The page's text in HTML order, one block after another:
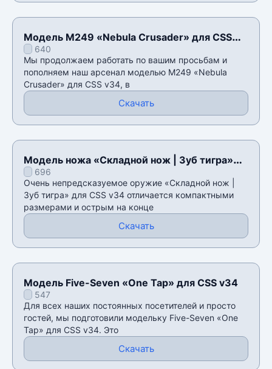
Модель M249 «Nebula Crusader» для CSS
v34640
Мы продолжаем работать по вашим просьбам и
пополняем наш арсенал моделью M249 «Nebula
Crusader» для CSS v34, в
Скачать
Модель ножа «Складной нож | Зуб тигра»
для CSS v34
696
Очень непредсказуемое оружие «Складной нож |
Зуб тигра» для CSS v34 отличается компактными
размерами и острым на конце
Скачать
Модель Five-Seven «One Tap» для CSS v34
547
Для всех наших постоянных посетителей и просто
гостей, мы подготовили модельку Five-Seven «One
Tap» для CSS v34. Это
Скачать